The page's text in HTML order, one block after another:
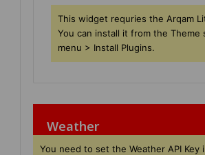
This widget requries the Arqam
You can install it from the Theme
menu > Install Plugins.
Weather
You need to set the Weather API Key